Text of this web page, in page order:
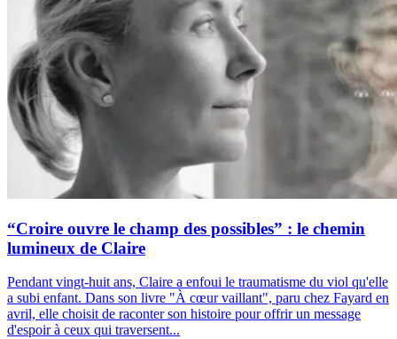
“Croire ouvre le champ des possibles” : le chemin
lumineux de Claire
Pendant vingt-huit ans, Claire a enfoui le traumatisme du viol qu'elle
a subi enfant. Dans son livre "À cœur vaillant", paru chez Fayard en
avril, elle choisit de raconter son histoire pour offrir un message
d'espoir à ceux qui traversent...